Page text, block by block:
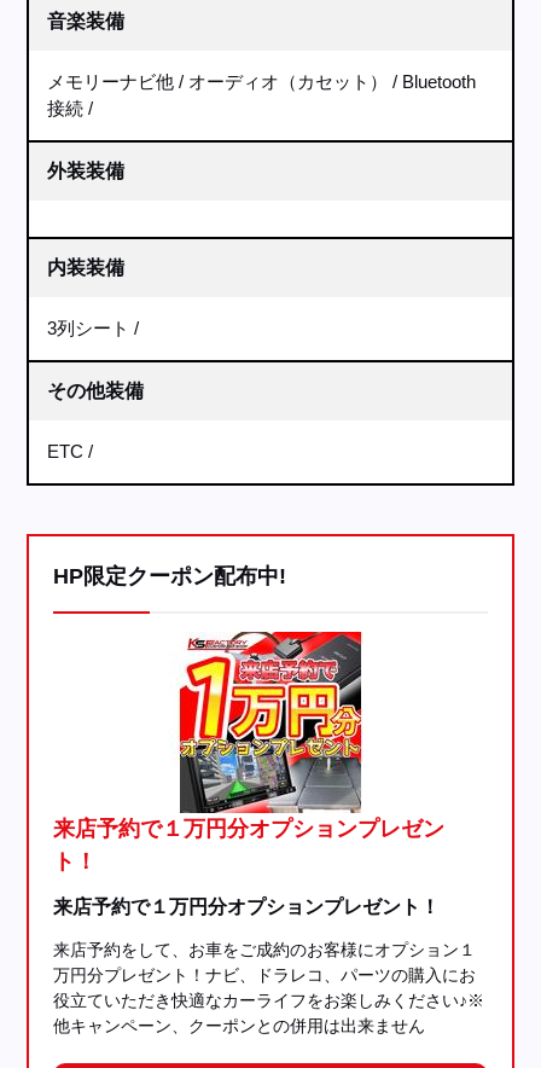
音楽装備
メモリーナビ他 オーディオ（カセット）
Bluetooth
接続
外装装備
内装装備
3列シート
その他装備
ETC
HP限定クーポン配布中!
来店予約で１万円分オプションプレゼン
ト！
来店予約で１万円分オプションプレゼント！
来店予約をして、お車をご成約のお客様にオプション１
万円分プレゼント！ナビ、ドラレコ、パーツの購入にお
役立ていただき快適なカーライフをお楽しみください♪※
他キャンペーン、クーポンとの併用は出来ません